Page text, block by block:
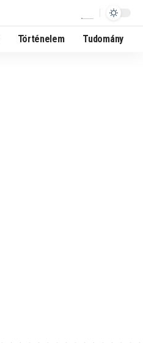
Történelem Tudomány